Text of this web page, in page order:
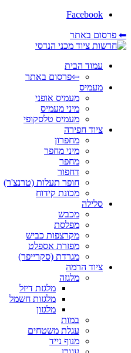
Facebook
⬅ פרסום באתר
עמוד הבית
⇦פרסום באתר
מעמיס
מעמיס אופני
מיני מעמיס
מעמיס טלסקופי
ציוד חפירה
מחפרון
מיני מחפר
מחפר
דחפור
חופר תעלות (טרנצ'ר)
מכונת קידוח
סלילה
מכבש
מפלסת
מקרצפות כביש
מפזרת אספלט
מגרדת (סקרייפר)
ציוד הרמה
מלגזה
מלגזת דיזל
מלגזות חשמל
מלגזון
במות
עגלת משטחים
מנוף נייד